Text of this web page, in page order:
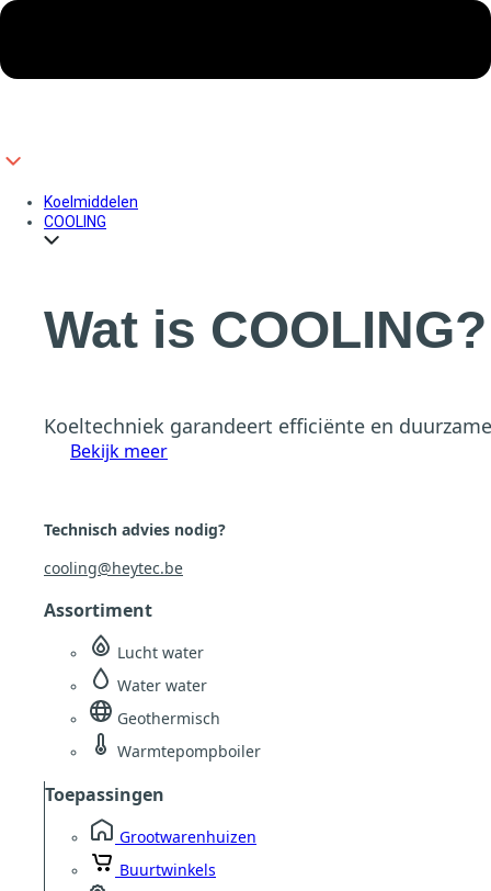
Koelmiddelen
COOLING
Wat is COOLING?
Koeltechniek garandeert efficiënte en
Bekijk meer
Technisch advies nodig?
cooling@heytec.be
Assortiment
Lucht water
Water water
Geothermisch
Warmtepompboiler
Toepassingen
Grootwarenhuizen
Buurtwinkels